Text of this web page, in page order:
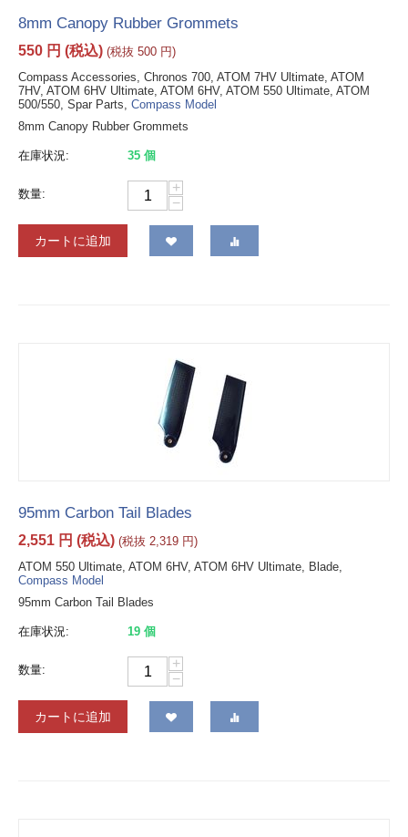
8mm Canopy Rubber Grommets
550 円 (税込) (税抜 500 円)
Compass Accessories, Chronos 700, ATOM 7HV Ultimate, ATOM
7HV, ATOM 6HV Ultimate, ATOM 6HV, ATOM 550 Ultimate, ATOM
500/550, Spar Parts, Compass Model
8mm Canopy Rubber Grommets
在庫状況: 35 個
数量:
+
−
カートに追加
95mm Carbon Tail Blades
2,551 円 (税込) (税抜 2,319 円)
ATOM 550 Ultimate, ATOM 6HV, ATOM 6HV Ultimate, Blade,
Compass Model
95mm Carbon Tail Blades
在庫状況: 19 個
数量:
+
−
カートに追加